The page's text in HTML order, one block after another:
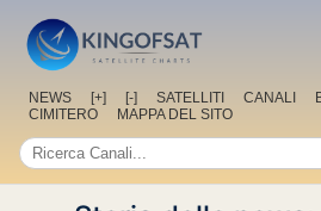
NEWS [+] [-] SATELLITI CANALI
CIMITERO
MAPPA DEL SITO